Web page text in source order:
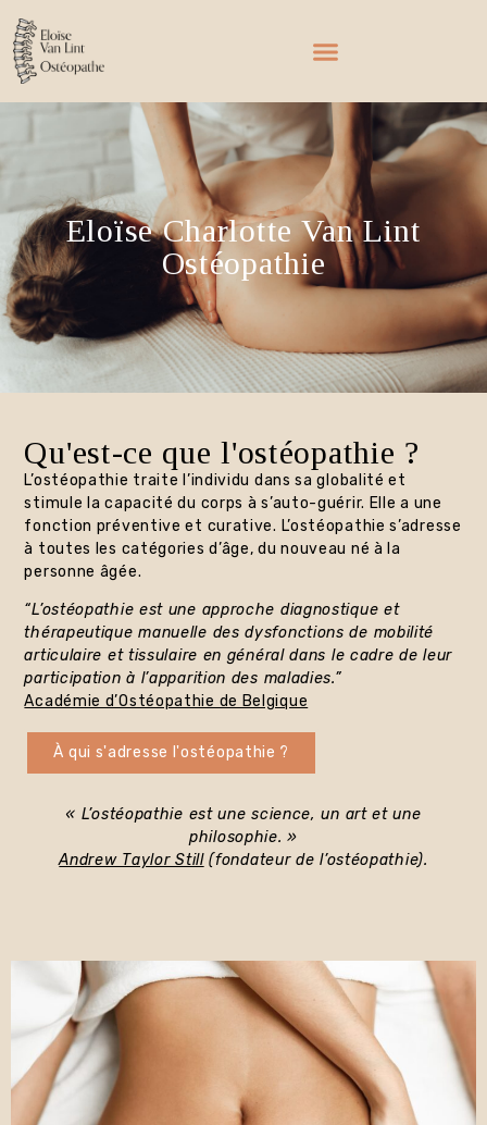
Eloïse Charlotte Van Lint
Ostéopathie
Qu'est-ce que l'ostéopathie ?
L’ostéopathie traite l’individu dans sa globalité et
stimule la capacité du corps à s’auto-guérir. Elle a une
fonction préventive et curative. L’ostéopathie s’adresse
à toutes les catégories d’âge, du nouveau né à la
personne âgée.
“L’ostéopathie est une approche diagnostique et
thérapeutique manuelle des dysfonctions de mobilité
articulaire et tissulaire en général dans le cadre de leur
participation à l’apparition des maladies.”
Académie d’Ostéopathie de Belgique
« L’ostéopathie est une science, un art et une
philosophie. »
Andrew Taylor Still(fondateur de l’ostéopathie).
À qui s'adresse l'ostéopathie ?